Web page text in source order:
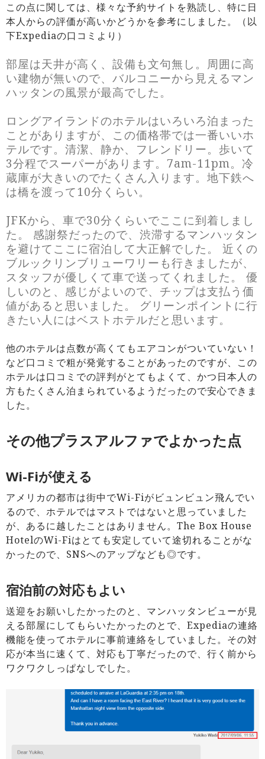
この点に関しては、様々な予約サイトを熟読し、特に日
本人からの評価が高いかどうかを参考にしました。（以
下Expediaの口コミより）
部屋は天井が高く、設備も文句無し。周囲に高
い建物が無いので、バルコニーから見えるマン
ハッタンの風景が最高でした。
ロングアイランドのホテルはいろいろ泊まった
ことがありますが、この価格帯では一番いいホ
テルです。清潔、静か、フレンドリー。歩いて
3分程でスーパーがあります。7am-11pm。冷
蔵庫が大きいのでたくさん入ります。地下鉄へ
は橋を渡って10分くらい。
JFKから、車で30分くらいでここに到着しまし
た。 感謝祭だったので、渋滞するマンハッタン
を避けてここに宿泊して大正解でした。 近くの
ブルックリンブリューワリーも行きましたが、
スタッフが優しくて車で送ってくれました。 優
しいのと、感じがよいので、チップは支払う価
値があると思いました。 グリーンポイントに行
きたい人にはベストホテルだと思います。
他のホテルは点数が高くてもエアコンがついていない！
など口コミで粗が発覚することがあったのですが、この
ホテルは口コミでの評判がとてもよくて、かつ日本人の
方もたくさん泊まられているようだったので安心できま
した。
その他プラスアルファでよかった点
Wi-Fiが使える
アメリカの都市は街中でWi-Fiがビュンビュン飛んでい
るので、ホテルではマストではないと思っていました
が、あるに越したことはありません。The Box House
HotelのWi-Fiはとても安定していて途切れることがな
かったので、SNSへのアップなども◎です。
宿泊前の対応もよい
送迎をお願いしたかったのと、マンハッタンビューが見
える部屋にしてもらいたかったのとで、Expediaの連絡
機能を使ってホテルに事前連絡をしていました。その対
応が本当に速くて、対応も丁寧だったので、行く前から
ワクワクしっぱなしでした。